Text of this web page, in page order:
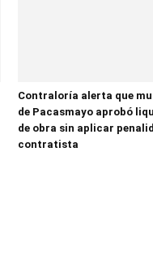
Contraloría alerta que
de Pacasmayo aprobó
de obra sin aplicar
contratista